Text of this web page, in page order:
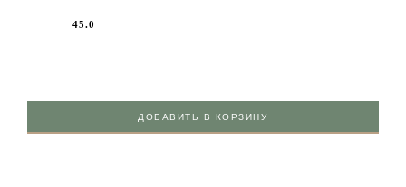
45.0
ДОБАВИТЬ В КОРЗИНУ